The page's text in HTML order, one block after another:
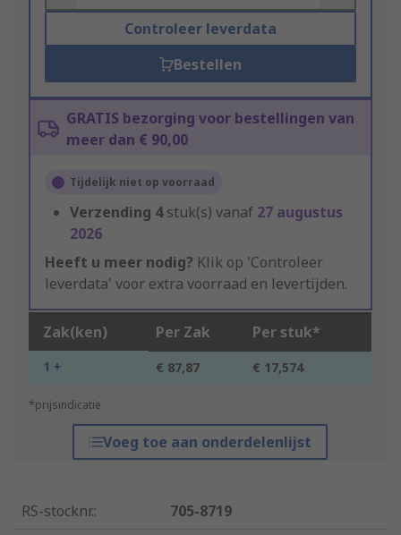
Controleer leverdata
Bestellen
GRATIS bezorging voor bestellingen van
meer dan € 90,00
Tijdelijk niet op voorraad
Verzending 4stuk(s) vanaf 27 augustus
2026
Heeft u meer nodig? Klik op 'Controleer
leverdata' voor extra voorraad en levertijden.
Zak(ken) Per Zak Per stuk*
1 + € 87,87 € 17,574
*prijsindicatie
Voeg toe aan onderdelenlijst
RS-stocknr.:
705-8719